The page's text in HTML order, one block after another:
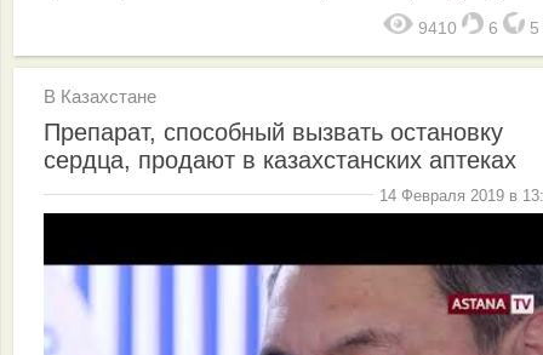
9410 6 5
В Казахстане
Препарат, способный вызвать остановку
сердца, продают в казахстанских аптеках
14 Февраля 2019 в